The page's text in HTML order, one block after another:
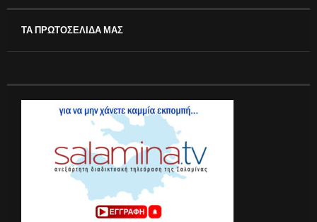
ΤΑ ΠΡΩΤΟΣΕΛΙΔΑ ΜΑΣ